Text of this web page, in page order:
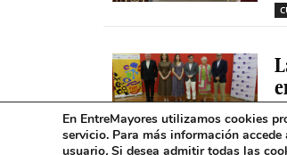
En EntreMayores utilizamos cookies
servicio. Para más información accede
usuario. Si desea admitir todas las